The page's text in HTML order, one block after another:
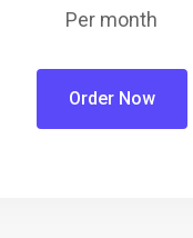
Per month
Order Now